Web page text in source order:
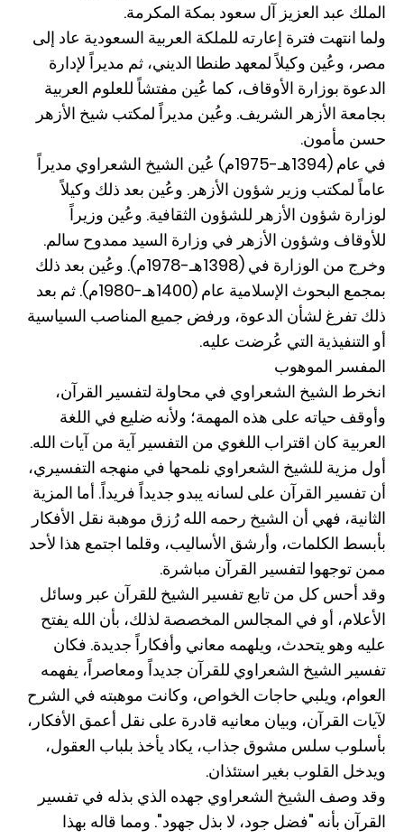
الملك عبد العزيز آل سعود بمكة المكرمة.
ولما انتهت فترة إعارته للملكة العربية السعودية عاد إلى
مصر، وعُين وكيلاً لمعهد طنطا الديني، ثم مديراً لإدارة
الدعوة بوزارة الأوقاف، كما عُين مفتشاً للعلوم العربية
بجامعة الأزهر الشريف. وعُين مديراً لمكتب شيخ الأزهر
حسن مأمون.
في عام (1394هـ-1975م) عُين الشيخ الشعراوي مديراً
عاماً لمكتب وزير شؤون الأزهر. وعُين بعد ذلك وكيلاً
لوزارة شؤون الأزهر للشؤون الثقافية. وعُين وزيراً
للأوقاف وشؤون الأزهر في وزارة السيد ممدوح سالم.
وخرج من الوزارة في (1398هـ-1978م). وعُين بعد ذلك
بمجمع البحوث الإسلامية عام (1400هـ-1980م). ثم بعد
ذلك تفرغ لشأن الدعوة، ورفض جميع المناصب السياسية
أو التنفيذية التي عُرضت عليه.
المفسر الموهوب
انخرط الشيخ الشعراوي في محاولة لتفسير القرآن،
وأوقف حياته على هذه المهمة؛ ولأنه ضليع في اللغة
العربية كان اقتراب اللغوي من التفسير آية من آيات الله.
أول مزية للشيخ الشعراوي نلمحها في منهجه التفسيري،
أن تفسير القرآن على لسانه يبدو جديداً فريداً. أما المزية
الثانية، فهي أن الشيخ رحمه الله رُزق موهبة نقل الأفكار
بأبسط الكلمات، وأرشق الأساليب، وقلما اجتمع هذا لأحد
ممن توجهوا لتفسير القرآن مباشرة.
وقد أحس كل من تابع تفسير الشيخ للقرآن عبر وسائل
الأعلام، أو في المجالس المخصصة لذلك، بأن الله يفتح
عليه وهو يتحدث، ويلهمه معاني وأفكاراً جديدة. فكان
تفسير الشيخ الشعراوي للقرآن جديداً ومعاصراً، يفهمه
العوام، ويلبي حاجات الخواص، وكانت موهبته في الشرح
لآيات القرآن، وبيان معانيه قادرة على نقل أعمق الأفكار،
بأسلوب سلس مشوق جذاب، يكاد يأخذ بلباب العقول،
ويدخل القلوب بغير استئذان.
وقد وصف الشيخ الشعراوي جهده الذي بذله في تفسير
القرآن بأنه "فضل جود، لا بذل جهود". ومما قاله بهذا